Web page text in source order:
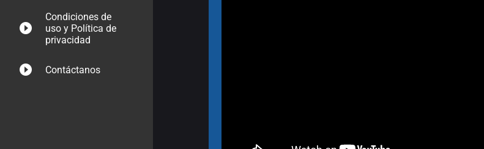
Condiciones de
uso y Política de
privacidad
Contáctanos